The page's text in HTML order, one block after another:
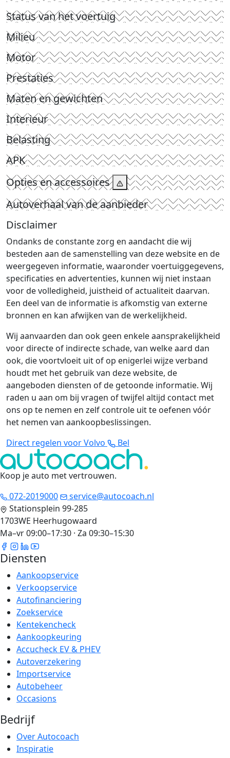
Status van het voertuig
Milieu
Motor
Prestaties
Maten en gewichten
Interieur
Belasting
APK
Opties en accessoires
Autoverhaal van de aanbieder
Disclaimer
Ondanks de constante zorg en aandacht die wij
besteden aan de samenstelling van deze website en de
weergegeven informatie, waaronder voertuiggegevens,
specificaties en advertenties, kunnen wij niet instaan
voor de volledigheid, juistheid of actualiteit daarvan.
Een deel van de informatie is afkomstig van externe
bronnen en kan afwijken van de werkelijkheid.
Wij aanvaarden dan ook geen enkele aansprakelijkheid
voor directe of indirecte schade, van welke aard dan
ook, die voortvloeit uit of op enigerlei wijze verband
houdt met het gebruik van deze website, de
aangeboden diensten of de getoonde informatie. Wij
raden u aan om bij vragen of twijfel altijd contact met
ons op te nemen en zelf controle uit te oefenen vóór
het nemen van aankoopbeslissingen.
Direct regelen voor Volvo
Bel
Koop je auto met vertrouwen.
072-2019000
service@autocoach.nl
Stationsplein 99-285
1703WE Heerhugowaard
Ma–vr 09:00–17:30 · Za 09:30–15:30
Diensten
Aankoopservice
Verkoopservice
Autofinanciering
Zoekservice
Kentekencheck
Aankoopkeuring
Accucheck EV & PHEV
Autoverzekering
Importservice
Autobeheer
Occasions
Bedrijf
Over Autocoach
Inspiratie